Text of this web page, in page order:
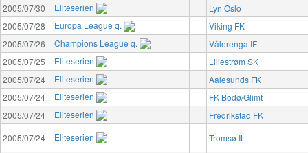
2005/07/30
Eliteserien
Lyn Oslo
2005/07/28
Europa League q.
Viking FK
2005/07/26
Champions League q.
Vålerenga IF
2005/07/25
Eliteserien
Lillestrøm SK
2005/07/24
Eliteserien
Aalesunds FK
2005/07/24
Eliteserien
FK Bodø/Glimt
2005/07/24
Eliteserien
Fredrikstad FK
2005/07/24
Eliteserien
Tromsø IL